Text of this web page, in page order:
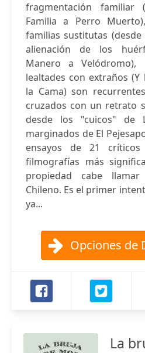
fragmentación familiar
Familia a Perro
familias sustitutas (desde
alienación de los
Manero a Velódromo),
lealtades con extraños (Y
la Cama) son
cruzados con un retrato
desde los "cuicos" de
marginados de El
ensayos de 21
filmografías más
propiedad cabe
Chileno. Es el primer
ya...
Opciones de
La